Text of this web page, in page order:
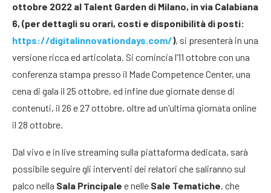
ottobre 2022 al Talent Garden di Milano, in via Calabiana
6, (per dettagli su orari, costi e disponibilità di posti:
https://digitalinnovationdays.com/), si presenterà in una
versione ricca ed articolata. Si comincia l’11 ottobre con una
conferenza stampa presso il Made Competence Center, una
cena di gala il 25 ottobre, ed infine due giornate dense di
contenuti, il 26 e 27 ottobre, oltre ad un’ultima giornata online
il 28 ottobre.
Dal vivo e in live streaming sulla piattaforma dedicata, sarà
possibile seguire gli interventi dei relatori che saliranno sul
palco nella Sala Principale e nelle Sale Tematiche, che